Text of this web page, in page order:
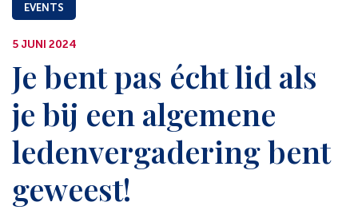
EVENTS
5 JUNI 2024
Je bent pas écht lid als
je bij een algemene
ledenvergadering bent
geweest!